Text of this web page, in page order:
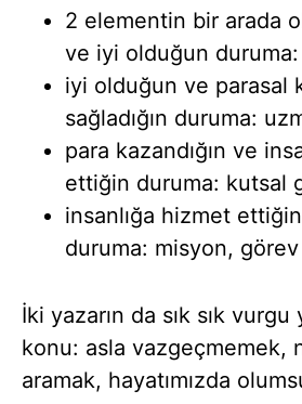
2 elementin bir arada
ve iyi olduğun
iyi olduğun ve parasal
sağladığın duruma:
para kazandığın ve
ettiğin duruma: kutsal
insanlığa hizmet
duruma: misyon,
İki yazarın da sık sık vurgu
konu: asla vazgeçmemek,
aramak, hayatımızda